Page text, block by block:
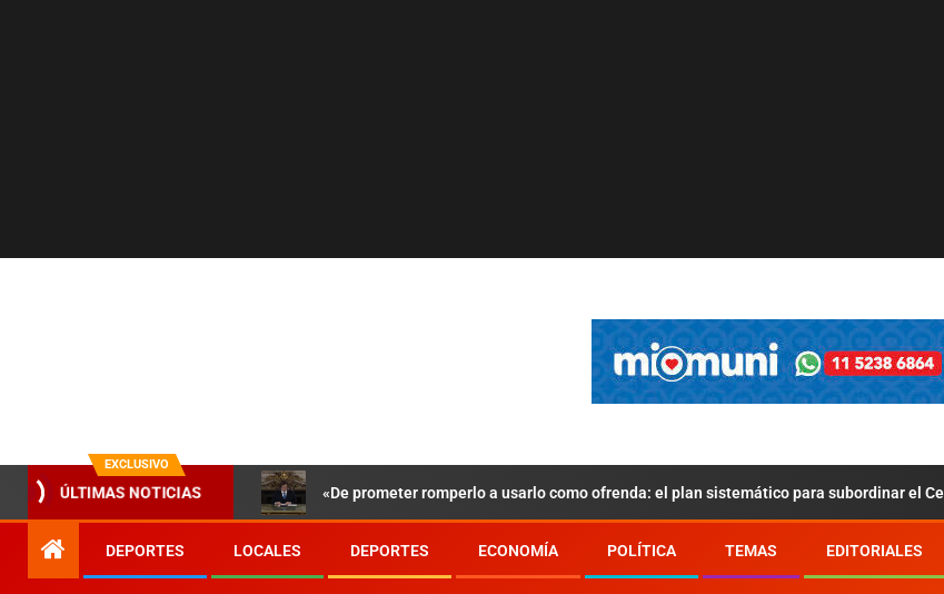
EXCLUSIVO
ÚLTIMAS NOTICIAS «De prometer romperlo a usarlo como ofrenda: el plan sistemático para subordinar el
DEPORTES LOCALES DEPORTES ECONOMÍA POLÍTICA TEMAS EDITORIALES